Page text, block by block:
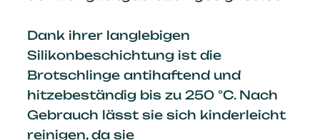
Dank ihrer langlebigen
Silikonbeschichtung ist die
Brotschlinge antihaftend und
hitzebeständig bis zu 250 °C. Nach
Gebrauch lässt sie sich kinderleicht
reinigen, da sie